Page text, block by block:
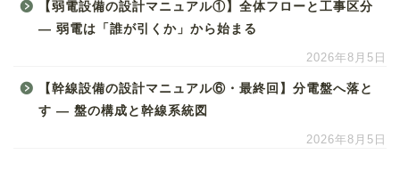
【弱電設備の設計マニュアル①】全体フローと工事区分
― 弱電は「誰が引くか」から始まる
2026年8月5日
【幹線設備の設計マニュアル⑥・最終回】分電盤へ落と
す ― 盤の構成と幹線系統図
2026年8月5日